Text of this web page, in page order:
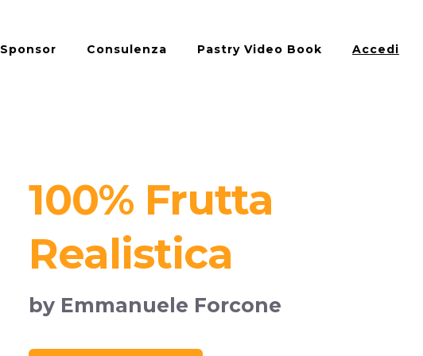
Sponsor Consulenza Pastry Video Book Accedi
100% Frutta
Realistica
by Emmanuele Forcone